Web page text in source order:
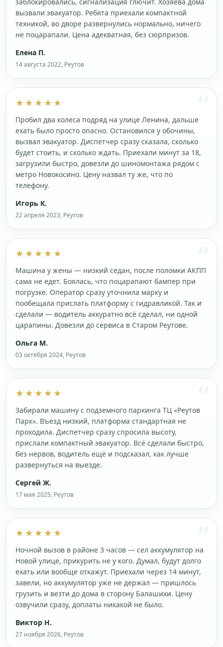
вызвали эвакуатор. Ребята приехали компактной
техникой, во дворе развернулись нормально, ничего
не поцарапали. Цена адекватная, без сюрпризов.
Елена П.
14 августа 2022, Реутов
★★★★★
Пробил два колеса подряд на улице Ленина, дальше
ехать было просто опасно. Остановился у обочины,
вызвал эвакуатор. Диспетчер сразу сказала, сколько
будет стоить, и сколько ждать. Приехали минут за 18,
загрузили быстро, довезли до шиномонтажа рядом с
метро Новокосино. Цену назвал ту же, что по
телефону.
Игорь К.
22 апреля 2023, Реутов
★★★★★
Машина у жены — низкий седан, после поломки АКПП
сама не едет. Боялась, что поцарапают бампер при
погрузке. Оператор сразу уточнила марку и
пообещала прислать платформу с гидравликой. Так и
сделали — водитель аккуратно всё сделал, ни одной
царапины. Довезли до сервиса в Старом Реутове.
Ольга М.
03 октября 2024, Реутов
★★★★★
Забирали машину с подземного паркинга ТЦ «Реутов
Парк». Въезд низкий, платформа стандартная не
проходила. Диспетчер сразу спросила высоту,
прислали компактный эвакуатор. Всё сделали быстро,
без нервов, водитель ещё и подсказал, как лучше
развернуться на выезде.
Сергей Ж.
17 мая 2025, Реутов
★★★★★
Ночной вызов в районе 3 часов — сел аккумулятор на
Новой улице, прикурить не у кого. Думал, будут долго
ехать или вообще откажут. Приехали через 14 минут,
завели, но аккумулятор уже не держал — пришлось
грузить и везти до дома в сторону Балашихи. Цену
озвучили сразу, доплаты никакой не было.
Виктор Н.
27 ноября 2026, Реутов